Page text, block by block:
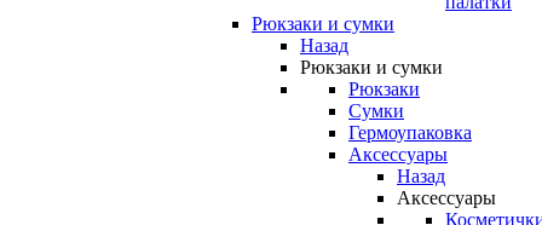
Рюкзаки и сумки
Назад
Рюкзаки и сумки
Рюкзаки
Сумки
Гермоупаковка
Аксессуары
Назад
Аксессуары